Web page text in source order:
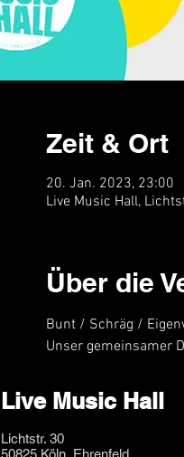
Zeit & Ort
20. Jan. 2023, 23:00
Live Music Hall,
Über die
Bunt / Schräg /
Unser gemeinsamer
Live Music Hall
Lichtstr. 30
50825 Köln, Ehrenfeld